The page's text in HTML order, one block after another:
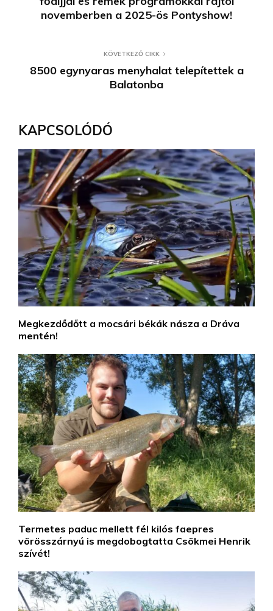
novemberben a 2025-ös Pontyshow!
KÖVETKEZŐ CIKK
8500 egynyaras menyhalat telepítettek a
Balatonba
KAPCSOLÓDÓ
Megkezdődőtt a mocsári békák násza a Dráva
mentén!
Termetes paduc mellett fél kilós faepres
vörösszárnyú is megdobogtatta Csökmei Henrik
szívét!